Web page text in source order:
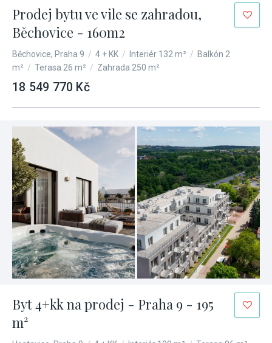
Prodej bytu ve vile se zahradou,
Běchovice - 160m2
Běchovice, Praha 9 / 4 + KK / Interiér 132 m² / Balkón 2
m² / Terasa 26 m² / Zahrada 250 m²
18 549 770 Kč
Byt 4+kk na prodej - Praha 9 - 195
m²